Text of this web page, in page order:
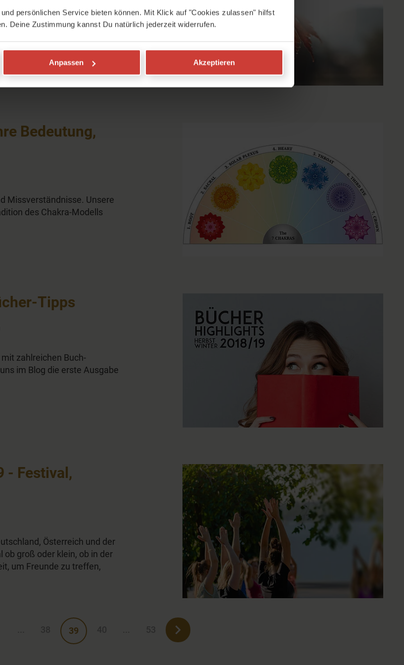
persönlichen Service bieten können. Mit Klick auf "Cookies zulassen" hilfst
Deine Zustimmung kannst Du natürlich jederzeit widerrufen.
Anpassen Akzeptieren
tristes Wetter und
leiden an den Folgen
Gerade dann ist es
Bedeutung,
Missverständnisse. Unsere
des Chakra-Modells
Tipps
zahlreichen Buch-
im Blog die erste Ausgabe
- Festival,
Österreich und der
ob groß oder klein, ob in der
um Freunde zu treffen,
39